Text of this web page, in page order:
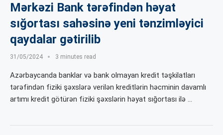
Mərkəzi Bank tərəfindən həyat
sığortası sahəsinə yeni tənzimləyici
qaydalar gətirilib
31/05/2024 3 minutes read
Azərbaycanda banklar və bank olmayan kredit təşkilatları
tərəfindən fiziki şəxslərə verilən kreditlərin həcminin davamlı
artımı kredit götürən fiziki şəxslərin həyat sığortası ilə …